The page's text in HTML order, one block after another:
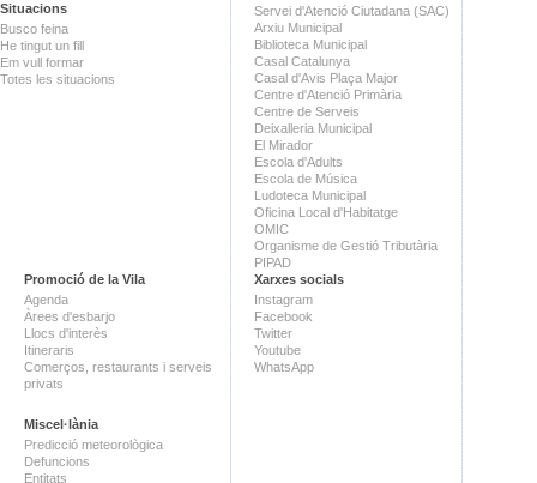
Situacions
Busco feina
He tingut un fill
Em vull formar
Totes les situacions
Servei d'Atenció Ciutadana (SAC)
Arxiu Municipal
Biblioteca Municipal
Casal Catalunya
Casal d'Avis Plaça Major
Centre d'Atenció Primària
Centre de Serveis
Deixalleria Municipal
El Mirador
Escola d'Adults
Escola de Música
Ludoteca Municipal
Oficina Local d'Habitatge
OMIC
Organisme de Gestió Tributària
PIPAD
Promoció de la Vila
Agenda
Àrees d'esbarjo
Llocs d'interès
Itineraris
Comerços, restaurants i serveis
privats
Miscel·lània
Predicció meteorològica
Defuncions
Entitats
Xarxes socials
Instagram
Facebook
Twitter
Youtube
WhatsApp